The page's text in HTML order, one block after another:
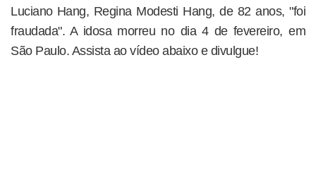
Luciano Hang, Regina Modesti Hang, de 82 anos, "foi
fraudada". A idosa morreu no dia 4 de fevereiro, em
São Paulo. Assista ao vídeo abaixo e divulgue!